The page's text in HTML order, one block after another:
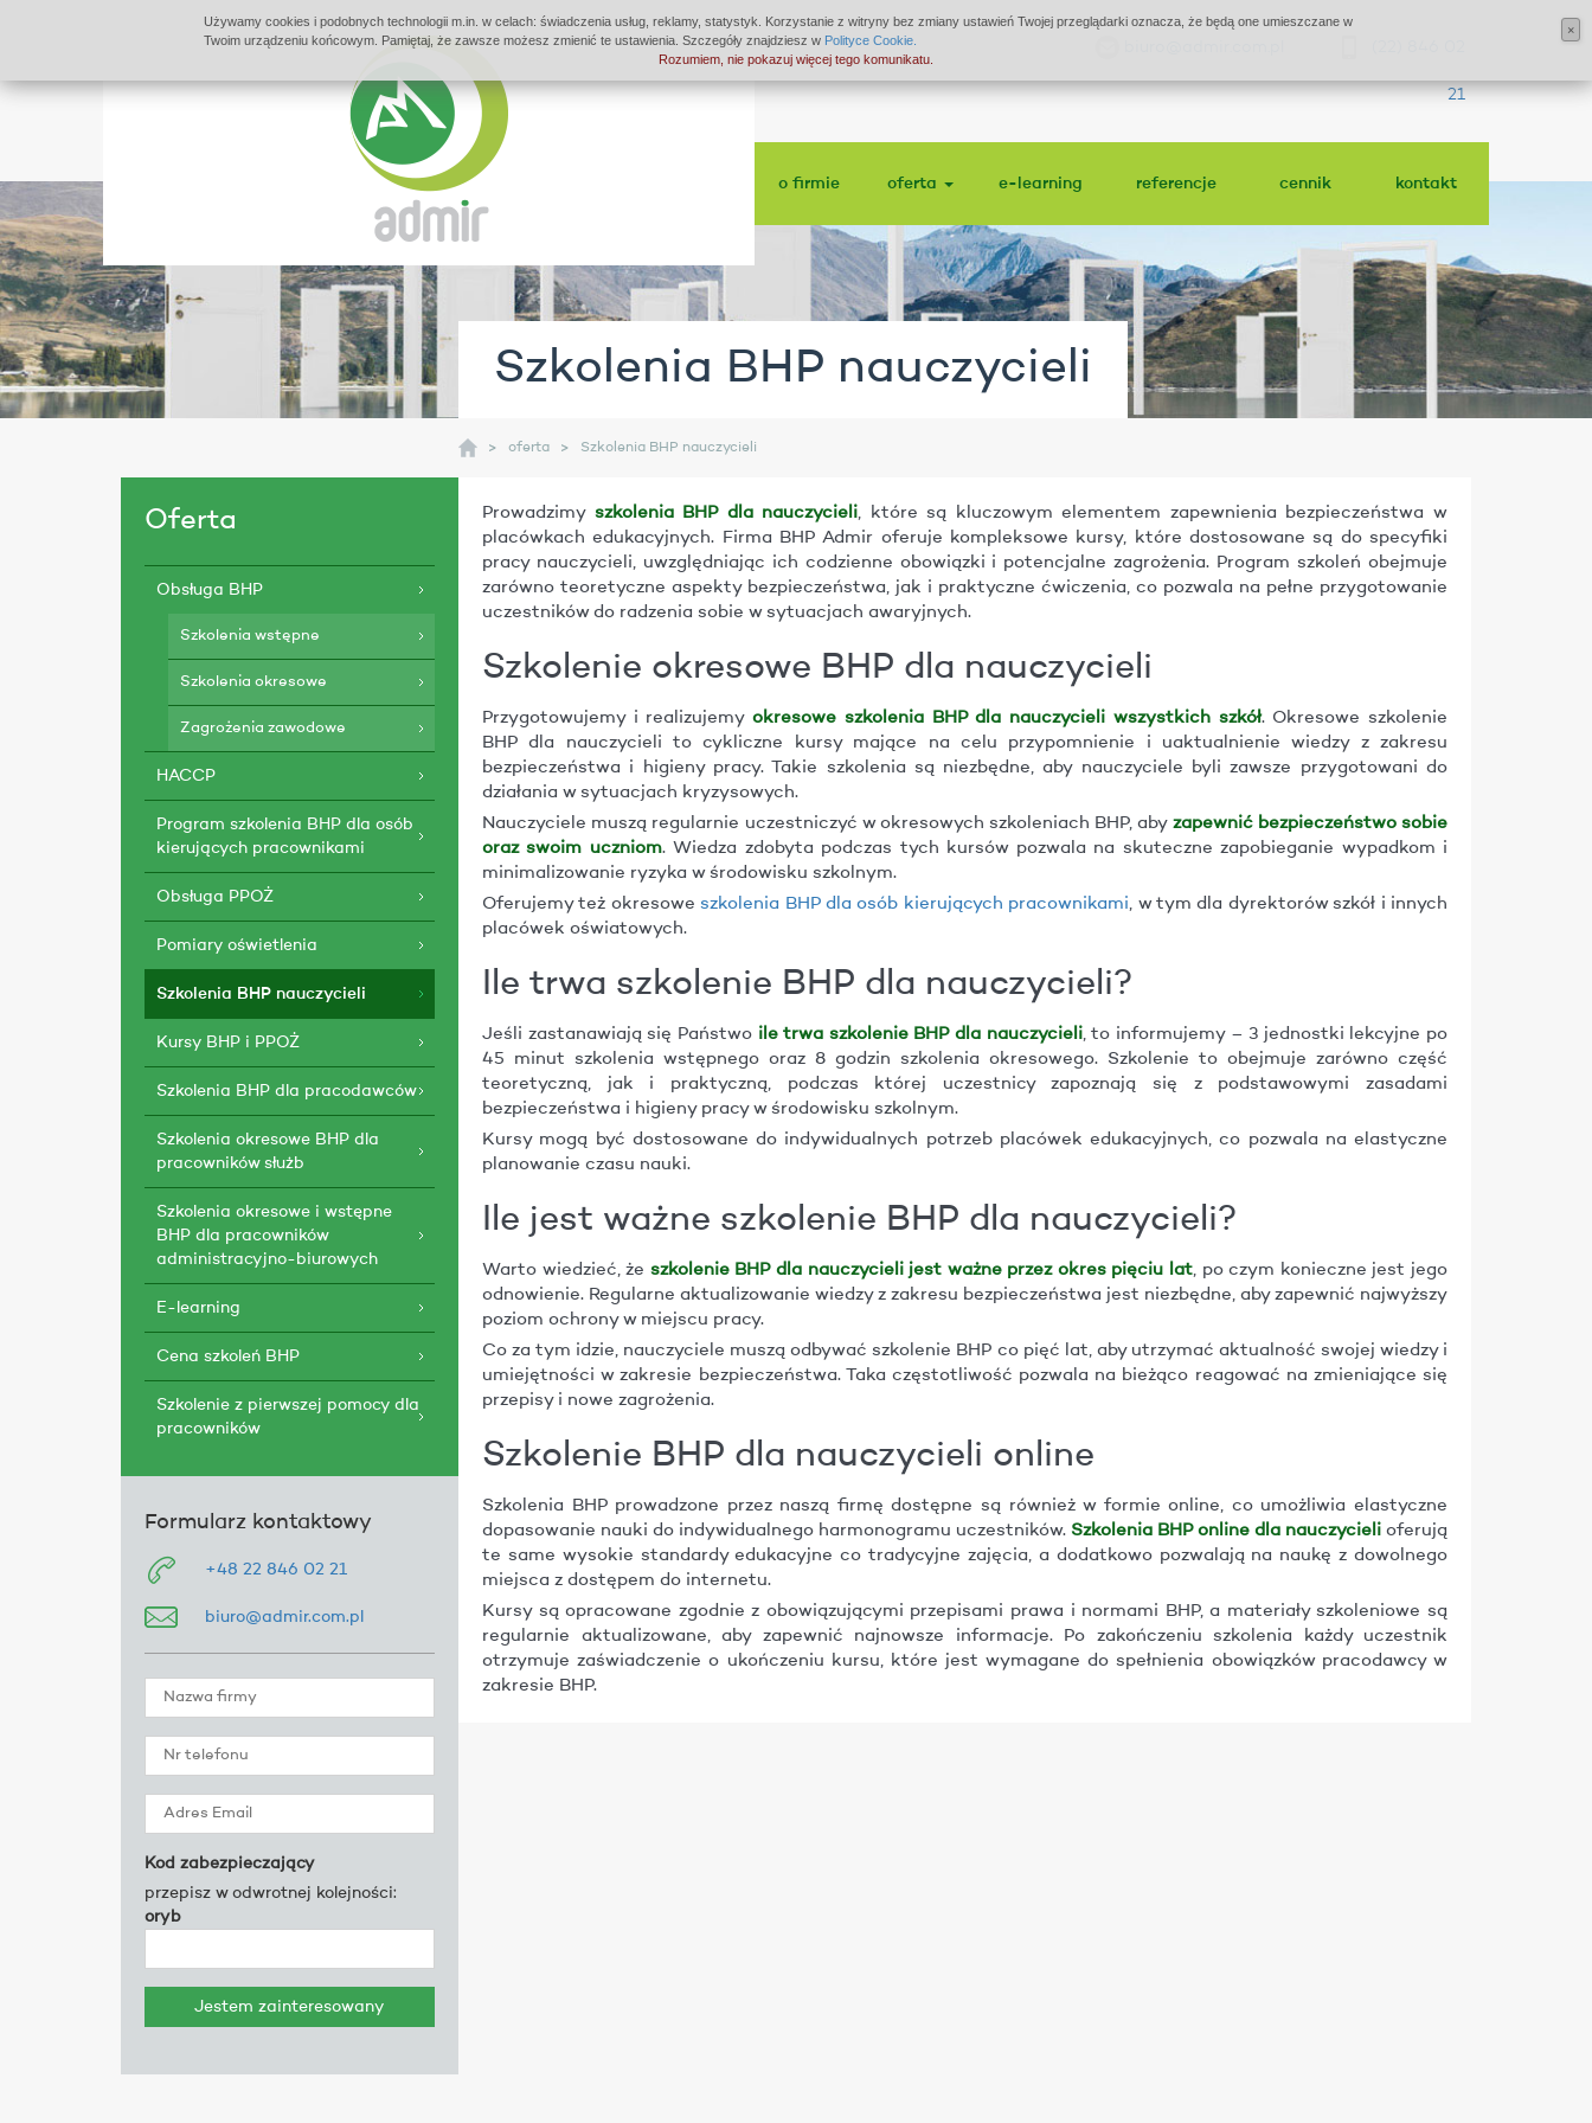
21
o firmie oferta e-learning referencje cennik kontakt
Szkolenia BHP nauczycieli
oferta Szkolenia BHP nauczycieli
Oferta
Obsługa BHP
Szkolenia wstępne
Szkolenia okresowe
Zagrożenia zawodowe
HACCP
Program szkolenia BHP dla osób
kierujących pracownikami
Obsługa PPOŻ
Pomiary oświetlenia
Szkolenia BHP nauczycieli
Kursy BHP i PPOŻ
Szkolenia BHP dla pracodawców
Szkolenia okresowe BHP dla
pracowników służb
Szkolenia okresowe i wstępne
BHP dla pracowników
administracyjno-biurowych
E-learning
Cena szkoleń BHP
Szkolenie z pierwszej pomocy dla
pracowników
Formularz kontaktowy
+48 22 846 02 21
biuro@admir.com.pl
Kod zabezpieczający
przepisz w odwrotnej kolejności:
oryb
Prowadzimy szkolenia BHP dla nauczycieli, które są kluczowym elementem zapewnienia bezpieczeństwa w
placówkach edukacyjnych. Firma BHP Admir oferuje kompleksowe kursy, które dostosowane są do specyfiki
pracy nauczycieli, uwzględniając ich codzienne obowiązki i potencjalne zagrożenia. Program szkoleń obejmuje
zarówno teoretyczne aspekty bezpieczeństwa, jak i praktyczne ćwiczenia, co pozwala na pełne przygotowanie
uczestników do radzenia sobie w sytuacjach awaryjnych.
Szkolenie okresowe BHP dla nauczycieli
Przygotowujemy i realizujemyokresowe szkolenia BHP dla nauczycieli wszystkich szkół. Okresowe szkolenie
BHP dla nauczycieli to cykliczne kursy mające na celu przypomnienie i uaktualnienie wiedzy z zakresu
bezpieczeństwa i higieny pracy. Takie szkolenia są niezbędne, aby nauczyciele byli zawsze przygotowani do
działania w sytuacjach kryzysowych.
Nauczyciele muszą regularnie uczestniczyć w okresowych szkoleniach BHP, aby zapewnić bezpieczeństwo sobie
oraz swoim uczniom. Wiedza zdobyta podczas tych kursów pozwala na skuteczne zapobieganie wypadkom i
minimalizowanie ryzyka w środowisku szkolnym.
Oferujemy też okresoweszkolenia BHP dla osób kierujących pracownikami, w tym dla dyrektorów szkół i innych
placówek oświatowych.
Ile trwa szkolenie BHP dla nauczycieli?
Jeśli zastanawiają się Państwo ile trwa szkolenie BHP dla nauczycieli, to informujemy – 3 jednostki lekcyjne po
45 minut szkolenia wstępnego oraz 8 godzin szkolenia okresowego. Szkolenie to obejmuje zarówno część
teoretyczną, jak i praktyczną, podczas której uczestnicy zapoznają się z podstawowymi zasadami
bezpieczeństwa i higieny pracy w środowisku szkolnym.
Kursy mogą być dostosowane do indywidualnych potrzeb placówek edukacyjnych, co pozwala na elastyczne
planowanie czasu nauki.
Ile jest ważne szkolenie BHP dla nauczycieli?
Warto wiedzieć, że szkolenie BHP dla nauczycieli jest ważne przez okres pięciu lat, po czym konieczne jest jego
odnowienie. Regularne aktualizowanie wiedzy z zakresu bezpieczeństwa jest niezbędne, aby zapewnić najwyższy
poziom ochrony w miejscu pracy.
Co za tym idzie, nauczyciele muszą odbywać szkolenie BHP co pięć lat, aby utrzymać aktualność swojej wiedzy i
umiejętności w zakresie bezpieczeństwa. Taka częstotliwość pozwala na bieżąco reagować na zmieniające się
przepisy i nowe zagrożenia.
Szkolenie BHP dla nauczycieli online
Szkolenia BHP prowadzone przez naszą firmę dostępne są również w formie online, co umożliwia elastyczne
dopasowanie nauki do indywidualnego harmonogramu uczestników. Szkolenia BHP online dla nauczycieli oferują
te same wysokie standardy edukacyjne co tradycyjne zajęcia, a dodatkowo pozwalają na naukę z dowolnego
miejsca z dostępem do internetu.
Kursy są opracowane zgodnie z obowiązującymi przepisami prawa i normami BHP, a materiały szkoleniowe są
regularnie aktualizowane, aby zapewnić najnowsze informacje. Po zakończeniu szkolenia każdy uczestnik
otrzymuje zaświadczenie o ukończeniu kursu, które jest wymagane do spełnienia obowiązków pracodawcy w
zakresie BHP.
Używamy cookies i podobnych technologii m.in. w celach: świadczenia usług, reklamy, statystyk. Korzystanie z witryny bez zmiany ustawień Twojej przeglądarki oznacza, że będą one umieszczane w
Twoim urządzeniu końcowym. Pamiętaj, że zawsze możesz zmienić te ustawienia. Szczegóły znajdziesz w Polityce Cookie.
Rozumiem, nie pokazuj więcej tego komunikatu.
×